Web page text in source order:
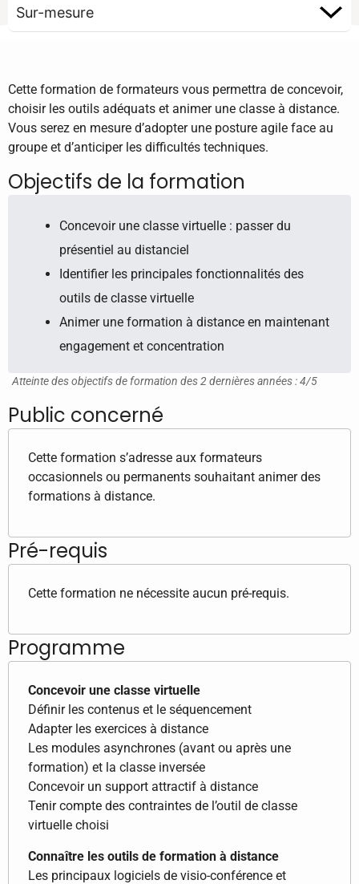
Sur-mesure
Cette formation de formateurs vous permettra de concevoir,
choisir les outils adéquats et animer une classe à distance.
Vous serez en mesure d’adopter une posture agile face au
groupe et d’anticiper les difficultés techniques.
Objectifs de la formation
Concevoir une classe virtuelle : passer du
présentiel au distanciel
Identifier les principales fonctionnalités des
outils de classe virtuelle
Animer une formation à distance en maintenant
engagement et concentration
Atteinte des objectifs de formation des 2 dernières années : 4/5
Public concerné
Cette formation s’adresse aux formateurs
occasionnels ou permanents souhaitant animer des
formations à distance.
Pré-requis
Cette formation ne nécessite aucun pré-requis.
Programme
Concevoir une classe virtuelle
Définir les contenus et le séquencement
Adapter les exercices à distance
Les modules asynchrones (avant ou après une
formation) et la classe inversée
Concevoir un support attractif à distance
Tenir compte des contraintes de l’outil de classe
virtuelle choisi
Connaître les outils de formation à distance
Les principaux logiciels de visio-conférence et